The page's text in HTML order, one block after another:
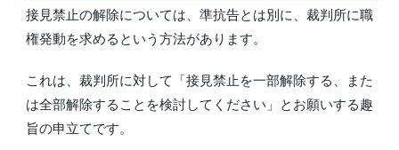
接見禁止の解除については、準抗告とは別に、裁判所に職
権発動を求めるという方法があります。
これは、裁判所に対して「接見禁止を一部解除する、また
は全部解除することを検討してください」とお願いする趣
旨の申立てです。